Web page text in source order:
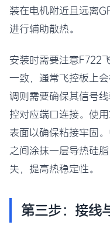
装在电机附近且远离
进行辅助散热。
安装时需要注意F722
一致，通常飞控板上
调则需要确保其信号
控对应端口连接。使
表面以确保粘接牢固
之间涂抹一层导热硅
失，提高热稳定性。
第三步：接线